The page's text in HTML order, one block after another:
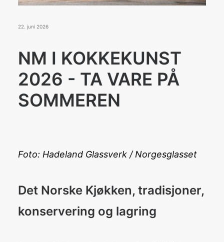
Konkurranser
BLI MEDLEM
Search
22. juni 2026
NM I KOKKEKUNST
2026 - TA VARE PÅ
SOMMEREN
Foto: Hadeland Glassverk / Norgesglasset
Det Norske Kjøkken, tradisjoner,
konservering og lagring